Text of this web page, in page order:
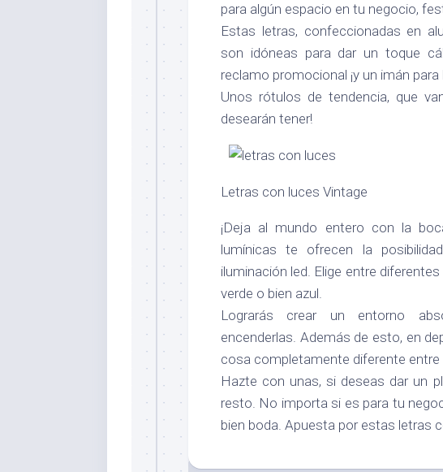
para algún espacio en tu negocio,
Estas letras, confeccionadas en
son idóneas para dar un toque
reclamo promocional ¡y un imán
Unos rótulos de tendencia, que
desearán tener!
Letras con luces Vintage
¡Deja al mundo entero con la
lumínicas te ofrecen la
iluminación led. Elige entre
verde o bien azul.
Lograrás crear un entorno
encenderlas. Además de esto, en
cosa completamente diferente entre
Hazte con unas, si deseas dar un
resto. No importa si es para tu
bien boda. Apuesta por estas letras